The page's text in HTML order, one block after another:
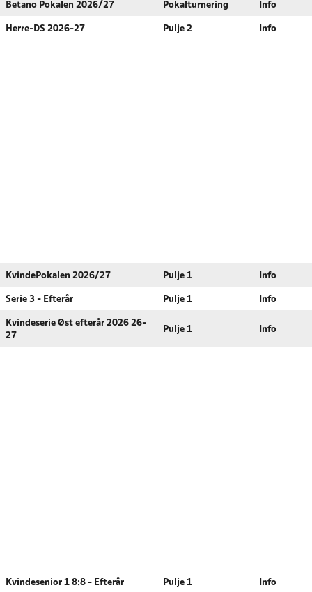
Betano Pokalen 2026/27 Pokalturnering Info
Herre-DS 2026-27 Pulje 2 Info
KvindePokalen 2026/27 Pulje 1 Info
Serie 3 - Efterår Pulje 1 Info
Kvindeserie Øst efterår 2026 26-
27
Pulje 1 Info
Kvindesenior 1 8:8 - Efterår Pulje 1 Info